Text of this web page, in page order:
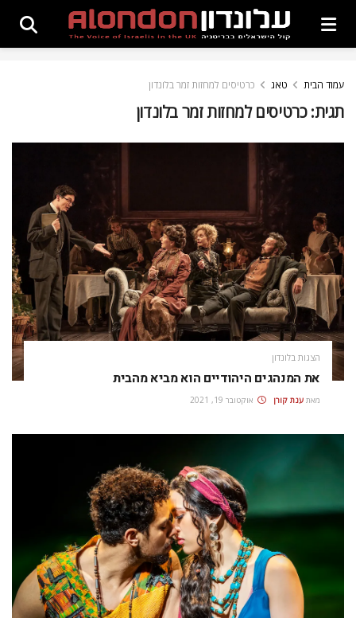
עמוד הבית טאג כרטיסים למחזות זמר בלונדון
תגית:כרטיסים למחזות זמר בלונדון
הצגות בלונדון
את המנהגים היהודיים הוא מביא מהבית
מאת ענת קורן אוקטובר 19, 2021